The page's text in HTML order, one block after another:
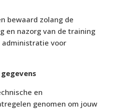
bewaard zolang de
en nazorg van de training
administratie voor
en
genomen om jouw